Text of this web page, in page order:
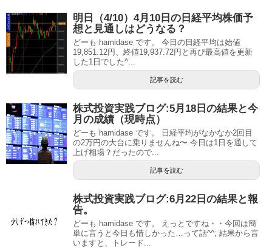
明日（4/10）4月10日の日経平均株価予
想と見通しはどうなる？
どーも hamidase です。 今日の日経平均は始値
19,851.12円、終値19,937.72円と再び最高値を更新
した1日でした^...
記事を読む
株式投資実践ブログ:5月18日の結果と今
月の成績（現時点）
どーも hamidase です。 日経平均がなかなか2回目
の2万円の大台に乗りませんね〜 今日は1日を通して
上げ相場？だったので...
記事を読む
株式投資実践ブログ:6月22日の結果と報
告。
どーも hamidase です。 えっとですね・・今回は簡
単に言うと今日も惜しかった…って話^^; 結果から言
いますと、トレード...